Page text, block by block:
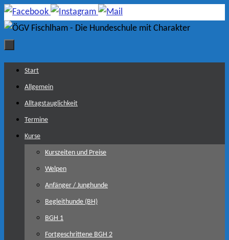
Zum
Inhalt
Zum
Inhalt
springen
Start
Allgemein
Alltagstauglichkeit
Termine
Kurse
Kurszeiten und Preise
Welpen
Anfänger / Junghunde
Begleithunde (BH)
BGH 1
Fortgeschrittene BGH 2